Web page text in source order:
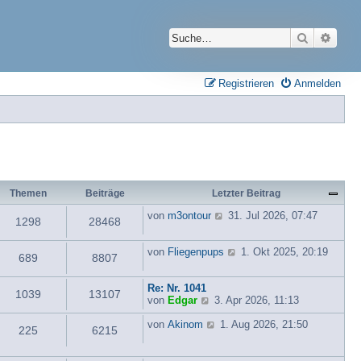
Suche
Anmelden
Registrieren
Themen Beiträge Letzter Beitrag
1298 28468 von m3ontour
N
u
e
t
r
B
e
31. Jul 2026, 07:47
689 8807 von Fliegenpups
N
u
s
t
e
1. Okt 2025, 20:19
1039 13107
Re: Nr. 1041
von Edgar
N
e
u
3. Apr 2026, 11:13
225 6215 von Akinom
N1. Aug 2026, 21:50